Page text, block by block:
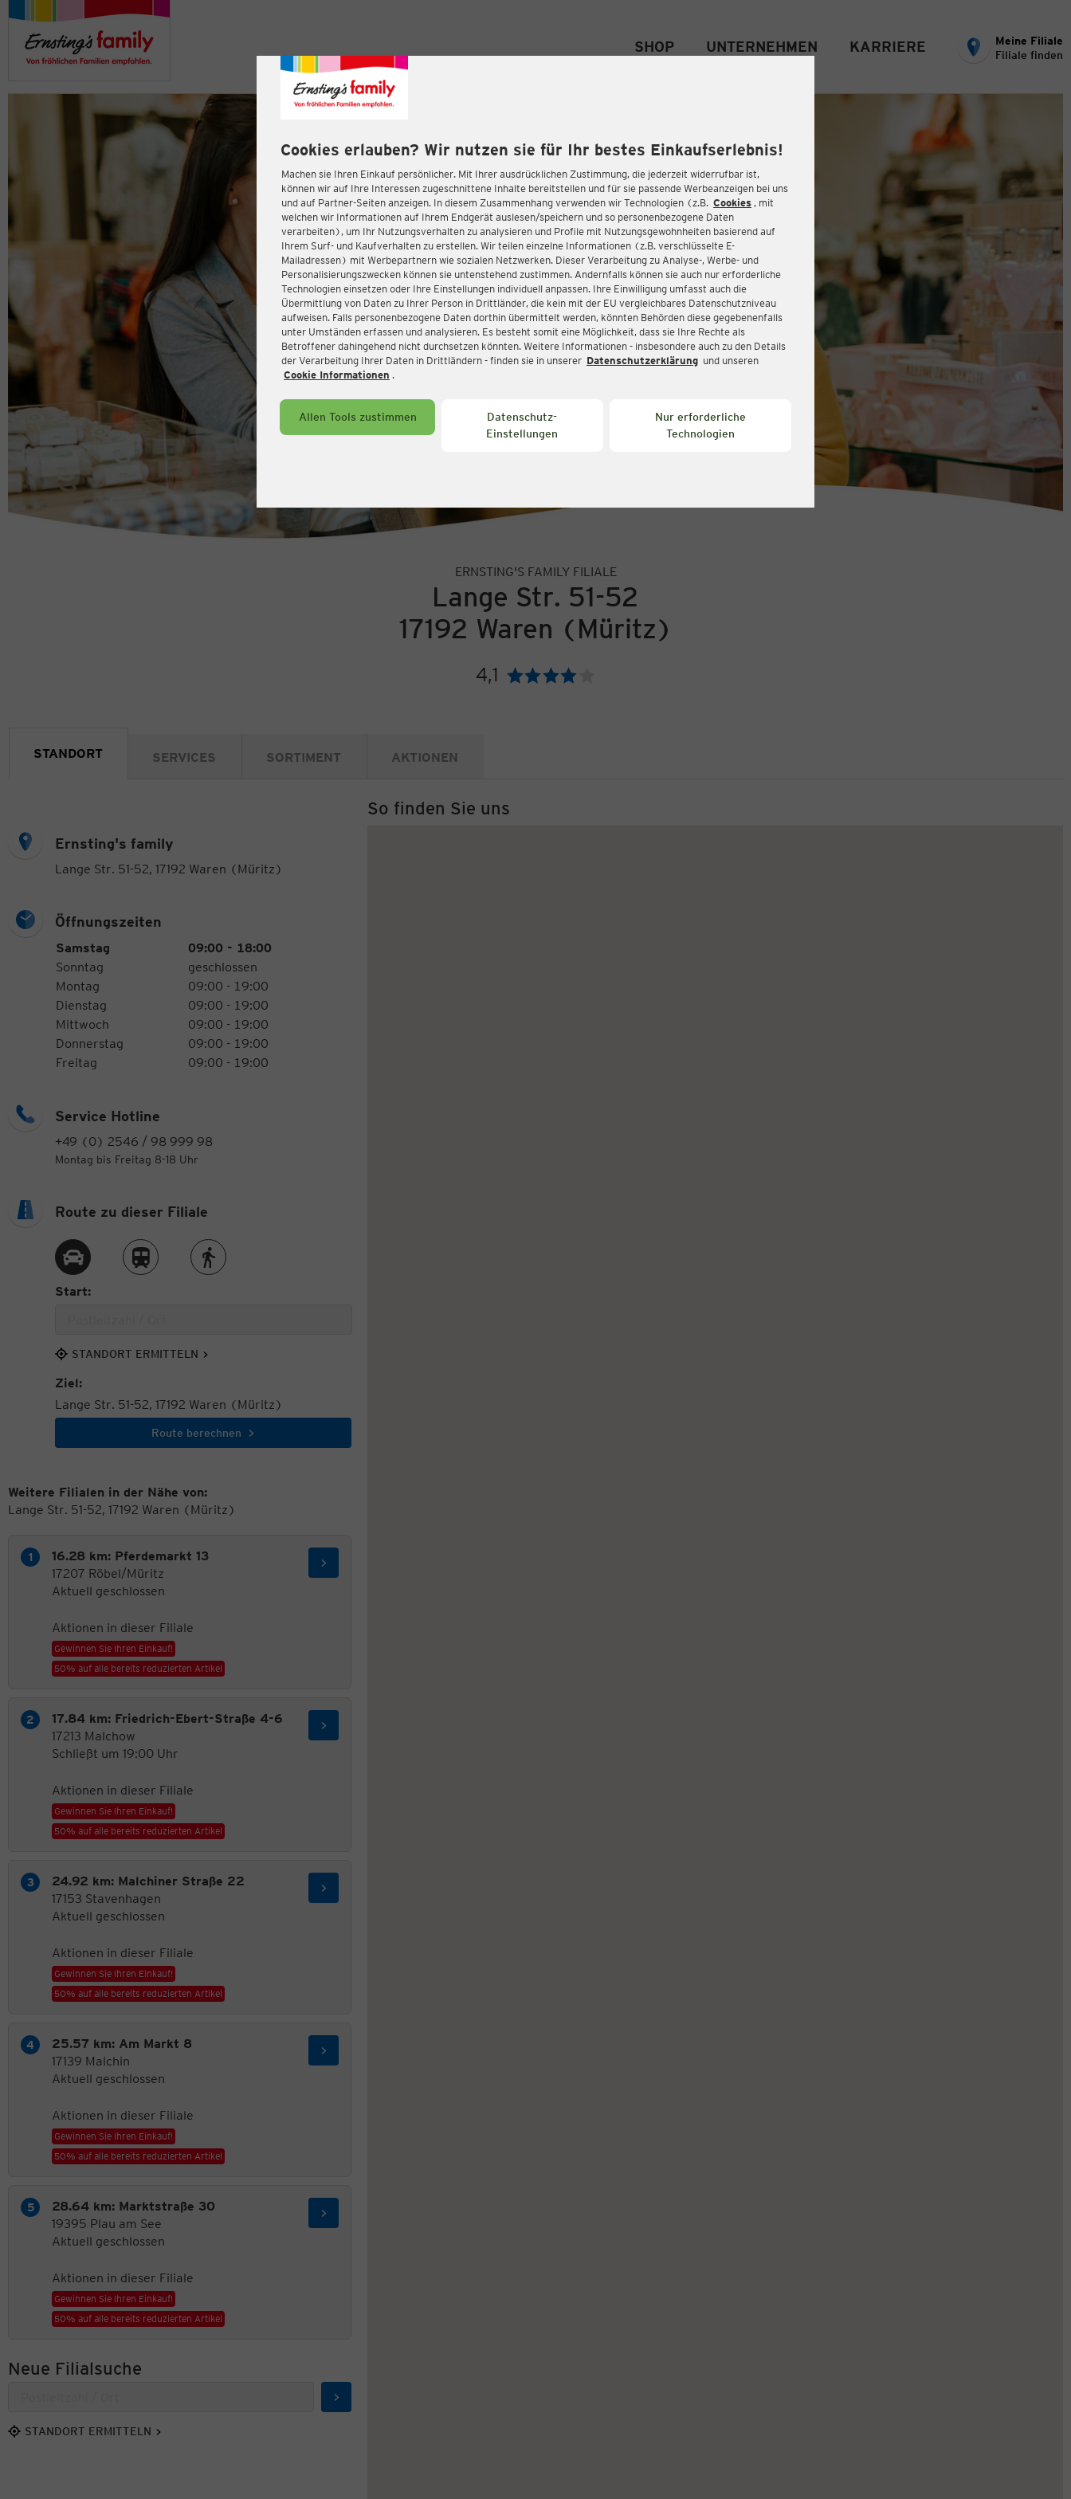
Cookies erlauben? Wir nutzen sie für Ihr bestes Einkaufserlebnis!
Machen sie Ihren Einkauf persönlicher. Mit Ihrer ausdrücklichen Zustimmung, die jederzeit widerrufbar ist,
können wir auf Ihre Interessen zugeschnittene Inhalte bereitstellen und für sie passende Werbeanzeigen bei uns
und auf Partner-Seiten anzeigen. In diesem Zusammenhang verwenden wir Technologien (z.B. Cookies , mit
welchen wir Informationen auf Ihrem Endgerät auslesen/speichern und so personenbezogene Daten
verarbeiten), um Ihr Nutzungsverhalten zu analysieren und Profile mit Nutzungsgewohnheiten basierend auf
Ihrem Surf- und Kaufverhalten zu erstellen. Wir teilen einzelne Informationen (z.B. verschlüsselte E-
Mailadressen) mit Werbepartnern wie sozialen Netzwerken. Dieser Verarbeitung zu Analyse-, Werbe- und
Personalisierungszwecken können sie untenstehend zustimmen. Andernfalls können sie auch nur erforderliche
Technologien einsetzen oder Ihre Einstellungen individuell anpassen. Ihre Einwilligung umfasst auch die
Übermittlung von Daten zu Ihrer Person in Drittländer, die kein mit der EU vergleichbares Datenschutzniveau
aufweisen. Falls personenbezogene Daten dorthin übermittelt werden, könnten Behörden diese gegebenenfalls
unter Umständen erfassen und analysieren. Es besteht somit eine Möglichkeit, dass sie Ihre Rechte als
Betroffener dahingehend nicht durchsetzen könnten. Weitere Informationen - insbesondere auch zu den Details
der Verarbeitung Ihrer Daten in Drittländern - finden sie in unserer Datenschutzerklärung und unseren
Cookie Informationen .
Allen Tools zustimmen
Datenschutz-
Einstellungen
Nur erforderliche
Technologien
SHOP UNTERNEHMEN KARRIERE
Meine Filiale
Filiale finden
ERNSTING'S FAMILY FILIALE
Lange Str. 51-52
17192 Waren (Müritz)
4,1 Bewertung:
STANDORT SERVICES SORTIMENT AKTIONEN
Ernsting's family
Lange Str. 51-52, 17192 Waren (Müritz)
Öffnungszeiten
Öffnungszeiten
Wochentag
Samstag
09:00 - 18:00
Sonntag
geschlossen
Montag
09:00 - 19:00
Dienstag
09:00 - 19:00
Mittwoch
09:00 - 19:00
Donnerstag
09:00 - 19:00
Freitag
09:00 - 19:00
Service Hotline
+49 (0) 2546 / 98 999 98
Montag bis Freitag 8-18 Uhr
So finden Sie uns
Route zu dieser Filiale
Route per AutoRoute per ZugRoute zu Fuß
Start:
STANDORT ERMITTELN
Ziel:
Lange Str. 51-52, 17192 Waren (Müritz)
Route berechnen
Weitere Filialen in der Nähe von:
Lange Str. 51-52, 17192 Waren (Müritz)
16.28 km: Pferdemarkt 13
17207 Röbel/Müritz
Aktuell geschlossen
Aktionen in dieser Filiale
Gewinnen Sie Ihren Einkauf!
50% auf alle bereits reduzierten Artikel
17.84 km: Friedrich-Ebert-Straße 4-6
17213 Malchow
Schließt um 19:00 Uhr
Aktionen in dieser Filiale
Gewinnen Sie Ihren Einkauf!
50% auf alle bereits reduzierten Artikel
24.92 km: Malchiner Straße 22
17153 Stavenhagen
Aktuell geschlossen
Aktionen in dieser Filiale
Gewinnen Sie Ihren Einkauf!
50% auf alle bereits reduzierten Artikel
25.57 km: Am Markt 8
17139 Malchin
Aktuell geschlossen
Aktionen in dieser Filiale
Gewinnen Sie Ihren Einkauf!
50% auf alle bereits reduzierten Artikel
28.64 km: Marktstraße 30
19395 Plau am See
Aktuell geschlossen
Aktionen in dieser Filiale
Gewinnen Sie Ihren Einkauf!
50% auf alle bereits reduzierten Artikel
Neue Filialsuche
Suchen
STANDORT ERMITTELN